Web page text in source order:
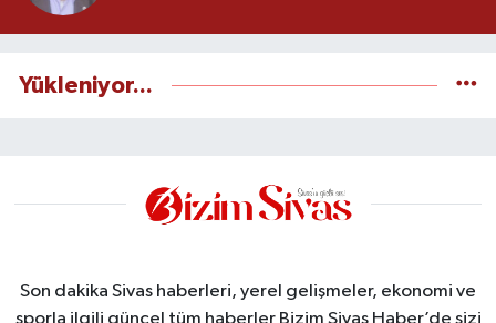
Yükleniyor...
Son dakika Sivas haberleri, yerel gelişmeler, ekonomi ve
sporla ilgili güncel tüm haberler Bizim Sivas Haber’de sizi